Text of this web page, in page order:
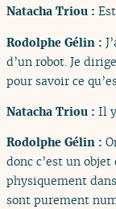
Natacha Triou :
Rodolphe Gélin :
d’un robot. Je
pour savoir ce
Natacha Triou : Il
Rodolphe Gélin :
donc c’est un
physiquement
sont purement